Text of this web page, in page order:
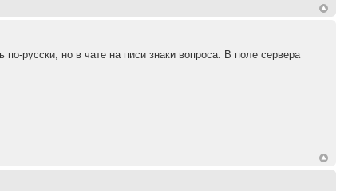
русски, но в чате на писи знаки вопроса. В поле сервера